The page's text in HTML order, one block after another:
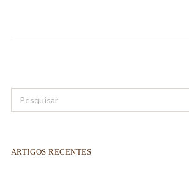
ARTIGOS RECENTES